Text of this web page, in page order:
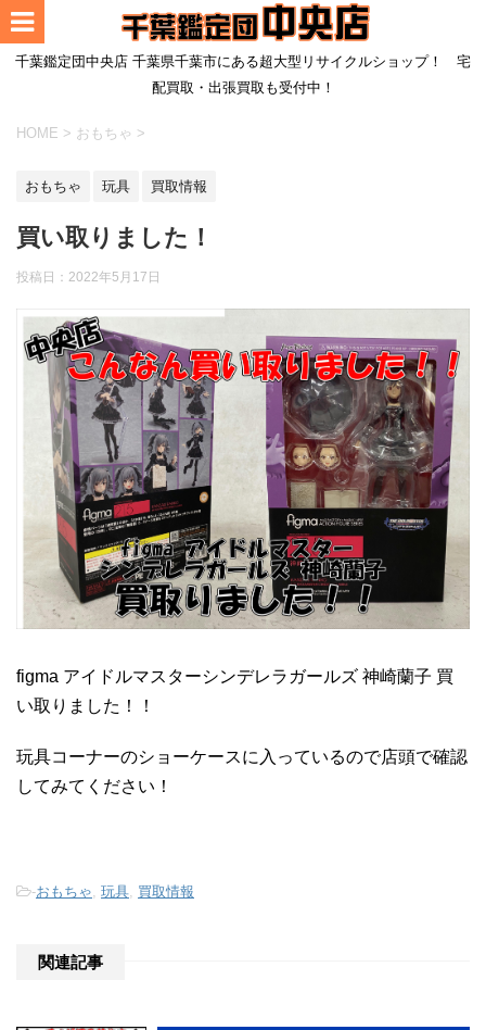
千葉鑑定団中央店 千葉県千葉市にある超大型リサイクルショップ！ 宅
配買取・出張買取も受付中！
HOME > おもちゃ >
おもちゃ 玩具 買取情報
買い取りました！
投稿日： 2022年5月17日
figma アイドルマスターシンデレラガールズ 神崎蘭子 買
い取りました！！
玩具コーナーのショーケースに入っているので店頭で確認
してみてください！
-おもちゃ, 玩具, 買取情報
関連記事